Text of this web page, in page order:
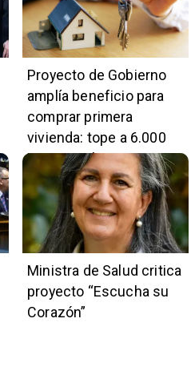
Proyecto de Gobierno
amplía beneficio para
comprar primera
vivienda: tope a 6.000
UF y 30 mil cupos
Ministra de Salud critica
proyecto “Escucha su
Corazón”